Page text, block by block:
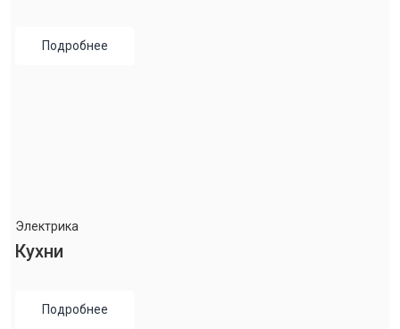
Подробнее
Электрика
Кухни
Подробнее